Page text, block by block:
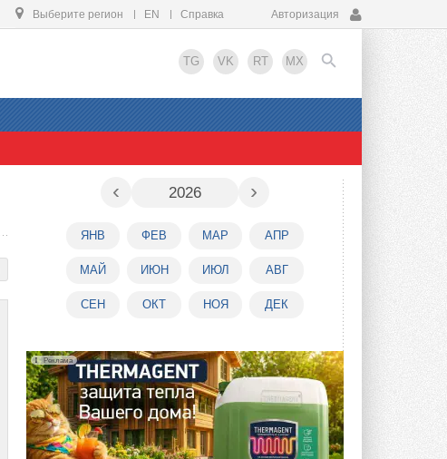
Выберите регион EN Справка Авторизация
TG VK RT MX
EN
‹ 2026 ›
ЯНВ ФЕВ МАР АПР
МАЙ ИЮН ИЮЛ АВГ
СЕН ОКТ НОЯ ДЕК
Реклама